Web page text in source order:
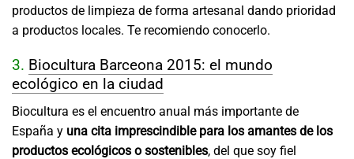
productos de limpieza de forma artesanal dando prioridad
a productos locales. Te recomiendo conocerlo.
3. Biocultura Barceona 2015: el mundo
ecológico en la ciudad
Biocultura es el encuentro anual más importante de
España y una cita imprescindible para los amantes de los
productos ecológicos o sostenibles, del que soy fiel